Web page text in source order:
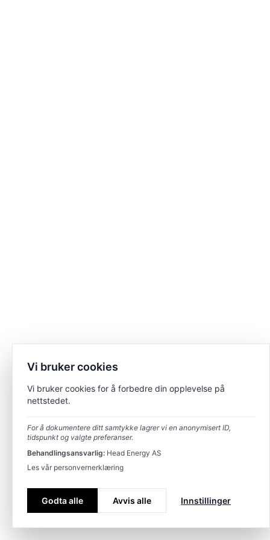
Vi bruker cookies
Vi bruker cookies for å forbedre din opplevelse på
nettstedet.
For å dokumentere ditt samtykke lagrer vi en anonymisert ID,
tidspunkt og valgte preferanser.
Behandlingsansvarlig: Head Energy AS
Les vår personvernerklæring
Godta alle Avvis alle Innstillinger